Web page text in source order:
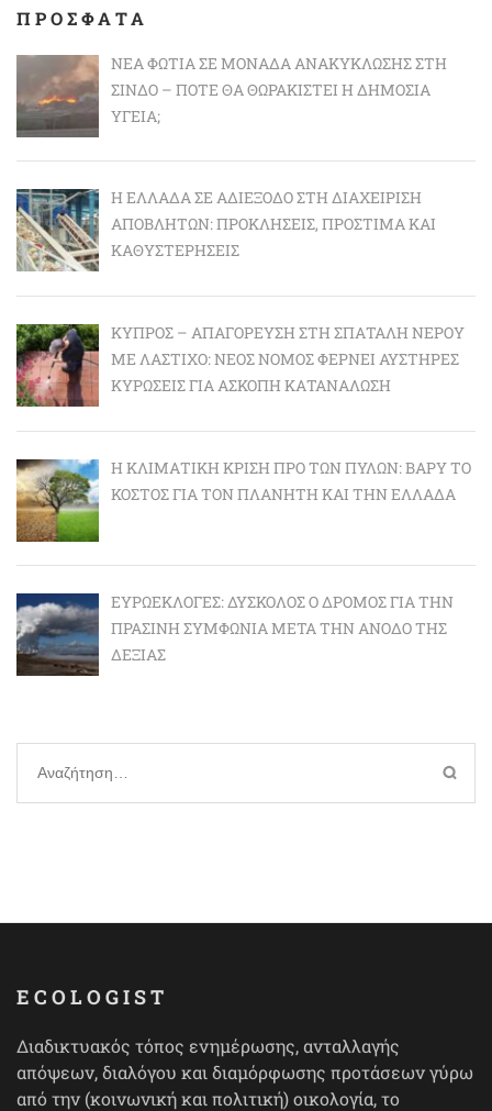
ΠΡΟΣΦΑΤΑ
ΝΈΑ ΦΩΤΙΆ ΣΕ ΜΟΝΆΔΑ ΑΝΑΚΎΚΛΩΣΗΣ ΣΤΗ
ΣΊΝΔΟ – ΠΌΤΕ ΘΑ ΘΩΡΑΚΙΣΤΕΊ Η ΔΗΜΌΣΙΑ
ΥΓΕΊΑ;
Η ΕΛΛΆΔΑ ΣΕ ΑΔΙΈΞΟΔΟ ΣΤΗ ΔΙΑΧΕΊΡΙΣΗ
ΑΠΟΒΛΉΤΩΝ: ΠΡΟΚΛΉΣΕΙΣ, ΠΡΌΣΤΙΜΑ ΚΑΙ
ΚΑΘΥΣΤΕΡΉΣΕΙΣ
ΚΎΠΡΟΣ – ΑΠΑΓΌΡΕΥΣΗ ΣΤΗ ΣΠΑΤΆΛΗ ΝΕΡΟΎ
ΜΕ ΛΆΣΤΙΧΟ: ΝΈΟΣ ΝΌΜΟΣ ΦΈΡΝΕΙ ΑΥΣΤΗΡΈΣ
ΚΥΡΏΣΕΙΣ ΓΙΑ ΆΣΚΟΠΗ ΚΑΤΑΝΆΛΩΣΗ
Η ΚΛΙΜΑΤΙΚΉ ΚΡΊΣΗ ΠΡΟ ΤΩΝ ΠΥΛΏΝ: BΑΡΎ ΤΟ
ΚΌΣΤΟΣ ΓΙΑ ΤΟΝ ΠΛΑΝΉΤΗ ΚΑΙ ΤΗΝ ΕΛΛΆΔΑ
ΕΥΡΩΕΚΛΟΓΈΣ: ΔΎΣΚΟΛΟΣ Ο ΔΡΌΜΟΣ ΓΙΑ ΤΗΝ
ΠΡΆΣΙΝΗ ΣΥΜΦΩΝΊΑ ΜΕΤΆ ΤΗΝ ΆΝΟΔΟ ΤΗΣ
ΔΕΞΙΆΣ
Αναζήτηση
για:
ECOLOGIST
Διαδικτυακός τόπος ενημέρωσης, ανταλλαγής
απόψεων, διαλόγου και διαμόρφωσης προτάσεων γύρω
από την (κοινωνική και πολιτική) οικολογία, το